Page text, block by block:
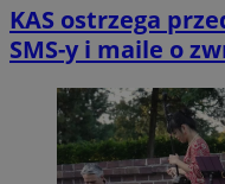
KAS ostrzega
SMS-y i maile o